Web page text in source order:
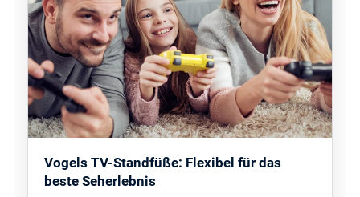
Vogels TV-Standfüße: Flexibel für das
beste Seherlebnis